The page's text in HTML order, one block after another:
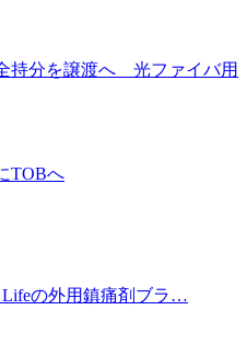
持分を譲渡へ 光ファイバ用
TOBへ
Lifeの外用鎮痛剤ブラ…